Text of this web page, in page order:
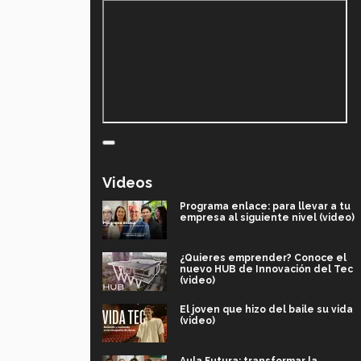
Videos
Programa enlace: para llevar a tu
empresa al siguiente nivel (video)
¿Quieres emprender? Conoce el
nuevo HUB de Innovación del Tec
(video)
El joven que hizo del baile su vida
(video)